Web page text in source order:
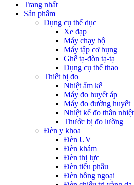
Trang nhất
Sản phẩm
Dụng cụ thể dục
Xe đạp
Máy chạy bộ
Máy tập cơ bụng
Ghế tạ-đòn tạ-tạ
Dụng cụ thể thao
Thiết bị đo
Nhiệt ẩm kế
Máy đo huyết áp
Máy đo đường huyết
Nhiệt kế đo thân nhiệt
Thước bị đo lường
Đèn y khoa
Đèn UV
Đèn khám
Đèn thị lực
Đèn tiểu phẫu
Đèn hồng ngoại